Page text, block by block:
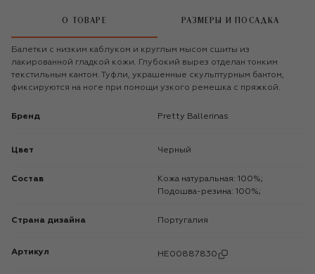
О ТОВАРЕ РАЗМЕРЫ И ПОСАДКА
Балетки с низким каблуком и круглым мысом сшиты из
лакированной гладкой кожи. Глубокий вырез отделан тонким
текстильным кантом. Туфли, украшенные скульптурным бантом,
фиксируются на ноге при помощи узкого ремешка с пряжкой.
Бренд Pretty Ballerinas
Цвет Черный
Состав
Кожа натуральная: 100%;
Подошва-резина: 100%;
Страна дизайна Португалия
Артикул HE00887830